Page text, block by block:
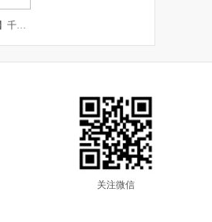
【你好，老同学】千橡团建主题聚会
关注微信